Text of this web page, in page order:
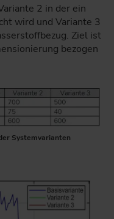
2 in der ein
wird und Variante 3
Ziel ist
bezogen
Systemvarianten
zur